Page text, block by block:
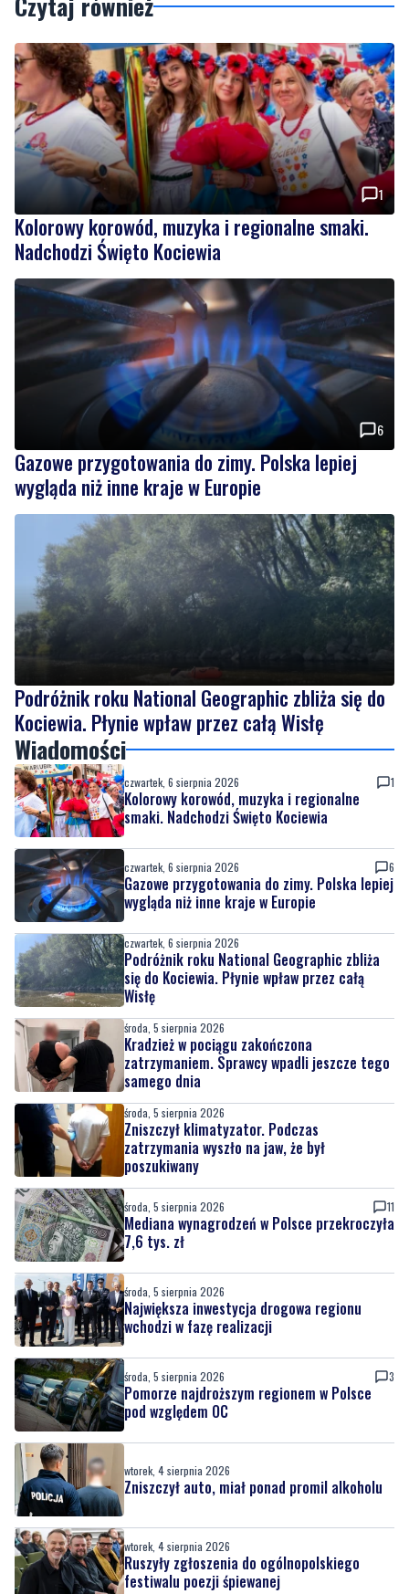
1
Kolorowy korowód, muzyka i regionalne smaki.
Nadchodzi Święto Kociewia
6
Gazowe przygotowania do zimy. Polska lepiej
wygląda niż inne kraje w Europie
Podróżnik roku National Geographic zbliża się do
Kociewia. Płynie wpław przez całą Wisłę
Wiadomości
czwartek, 6 sierpnia 2026 1
Kolorowy korowód, muzyka i regionalne
smaki. Nadchodzi Święto Kociewia
czwartek, 6 sierpnia 2026 6
Gazowe przygotowania do zimy. Polska lepiej
wygląda niż inne kraje w Europie
czwartek, 6 sierpnia 2026
Podróżnik roku National Geographic zbliża
się do Kociewia. Płynie wpław przez całą
Wisłę
środa, 5 sierpnia 2026
Kradzież w pociągu zakończona
zatrzymaniem. Sprawcy wpadli jeszcze tego
samego dnia
środa, 5 sierpnia 2026
Zniszczył klimatyzator. Podczas
zatrzymania wyszło na jaw, że był
poszukiwany
środa, 5 sierpnia 2026 11
Mediana wynagrodzeń w Polsce przekroczyła
7,6 tys. zł
środa, 5 sierpnia 2026
Największa inwestycja drogowa regionu
wchodzi w fazę realizacji
środa, 5 sierpnia 2026 3
Pomorze najdroższym regionem w Polsce
pod względem OC
wtorek, 4 sierpnia 2026
Zniszczył auto, miał ponad promil alkoholu
wtorek, 4 sierpnia 2026
Ruszyły zgłoszenia do ogólnopolskiego
festiwalu poezji śpiewanej